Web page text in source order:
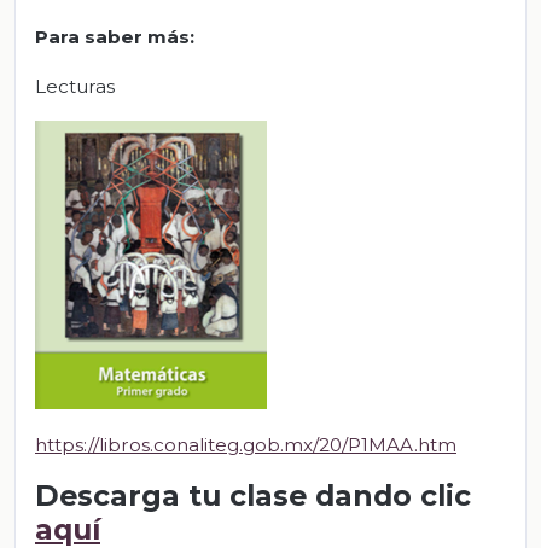
Para saber más:
Lecturas
https://libros.conaliteg.gob.mx/20/P1MAA.htm
Descarga tu clase dando clic
aquí